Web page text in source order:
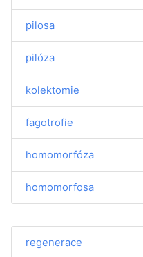
pilosa
pilóza
kolektomie
fagotrofie
homomorfóza
homomorfosa
regenerace